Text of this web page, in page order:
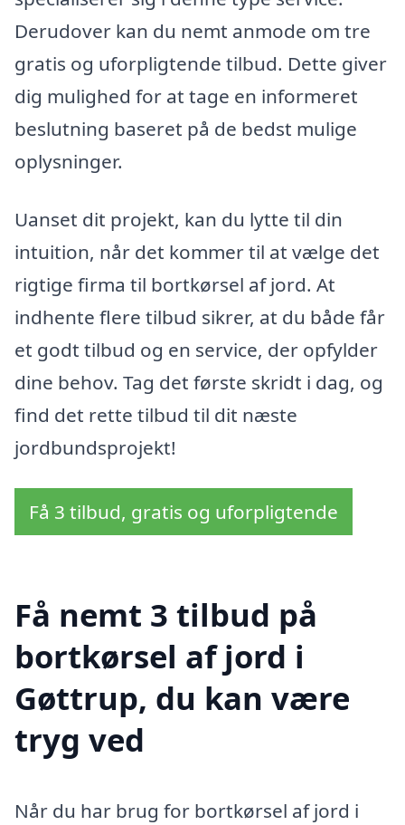
Derudover kan du nemt anmode om tre
gratis og uforpligtende tilbud. Dette giver
dig mulighed for at tage en informeret
beslutning baseret på de bedst mulige
oplysninger.
Uanset dit projekt, kan du lytte til din
intuition, når det kommer til at vælge det
rigtige firma til bortkørsel af jord. At
indhente flere tilbud sikrer, at du både får
et godt tilbud og en service, der opfylder
dine behov. Tag det første skridt i dag, og
find det rette tilbud til dit næste
jordbundsprojekt!
Få 3 tilbud, gratis og uforpligtende
Få nemt 3 tilbud på
bortkørsel af jord i
Gøttrup, du kan være
tryg ved
Når du har brug for bortkørsel af jord i